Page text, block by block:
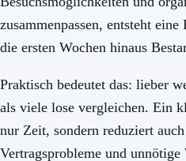
zusammenpassen, entsteht
die ersten Wochen hinaus
Praktisch bedeutet das: lieber
als viele lose vergleichen. Ein
nur Zeit, sondern reduziert
Vertragsprobleme und unnötige